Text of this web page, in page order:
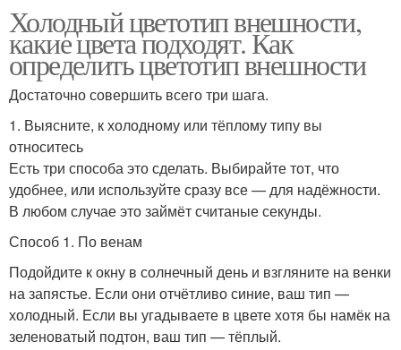
Холодный цветотип внешности,
какие цвета подходят. Как
определить цветотип внешности
Достаточно совершить всего три шага.
1. Выясните, к холодному или тёплому типу вы
относитесь
Есть три способа это сделать. Выбирайте тот, что
удобнее, или используйте сразу все — для надёжности.
В любом случае это займёт считаные секунды.
Способ 1. По венам
Подойдите к окну в солнечный день и взгляните на венки
на запястье. Если они отчётливо синие, ваш тип —
холодный. Если вы угадываете в цвете хотя бы намёк на
зеленоватый подтон, ваш тип — тёплый.